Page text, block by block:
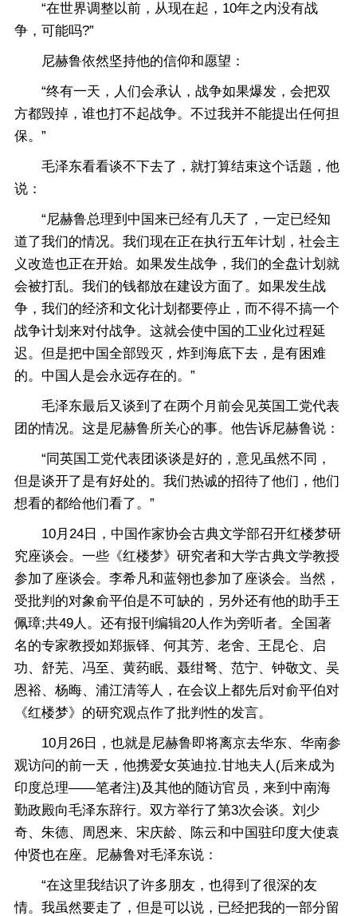
“在世界调整以前，从现在起，10年之内没有战
争，可能吗?”
尼赫鲁依然坚持他的信仰和愿望：
“终有一天，人们会承认，战争如果爆发，会把双
方都毁掉，谁也打不起战争。不过我并不能提出任何担
保。”
毛泽东看看谈不下去了，就打算结束这个话题，他
说：
“尼赫鲁总理到中国来已经有几天了，一定已经知
道了我们的情况。我们现在正在执行五年计划，社会主
义改造也正在开始。如果发生战争，我们的全盘计划就
会被打乱。我们的钱都放在建设方面了。如果发生战
争，我们的经济和文化计划都要停止，而不得不搞一个
战争计划来对付战争。这就会使中国的工业化过程延
迟。但是把中国全部毁灭，炸到海底下去，是有困难
的。中国人是会永远存在的。”
毛泽东最后又谈到了在两个月前会见英国工党代表
团的情况。这是尼赫鲁所关心的事。他告诉尼赫鲁说：
“同英国工党代表团谈谈是好的，意见虽然不同，
但是谈开了是有好处的。我们热诚的招待了他们，他们
想看的都给他们看了。”
10月24日，中国作家协会古典文学部召开红楼梦研
究座谈会。一些《红楼梦》研究者和大学古典文学教授
参加了座谈会。李希凡和蓝翎也参加了座谈会。当然，
受批判的对象俞平伯是不可缺的，另外还有他的助手王
佩璋;共49人。还有报刊编辑20人作为旁听者。全国著
名的专家教授如郑振铎、何其芳、老舍、王昆仑、启
功、舒芜、冯至、黄药眠、聂绀弩、范宁、钟敬文、吴
恩裕、杨晦、浦江清等人，在会议上都先后对俞平伯对
《红楼梦》的研究观点作了批判性的发言。
10月26日，也就是尼赫鲁即将离京去华东、华南参
观访问的前一天，他携爱女英迪拉.甘地夫人(后来成为
印度总理——笔者注)及其他的随访官员，来到中南海
勤政殿向毛泽东辞行。双方举行了第3次会谈。刘少
奇、朱德、周恩来、宋庆龄、陈云和中国驻印度大使袁
仲贤也在座。尼赫鲁对毛泽东说：
“在这里我结识了许多朋友，也得到了很深的友
情。我虽然要走了，但是可以说，已经把我的一部分留